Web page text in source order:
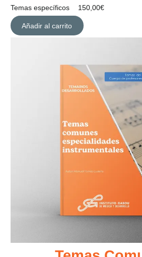
Temas específicos 150,00€
Añadir al carrito